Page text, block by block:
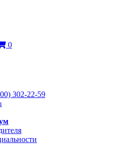
0
302-22-59